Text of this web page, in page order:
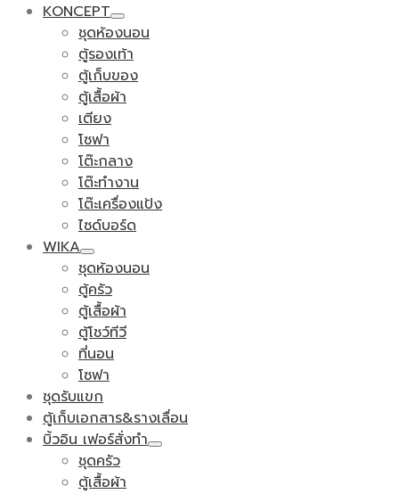
KONCEPT
ชุดห้องนอน
ตู้รองเท้า
ตู้เก็บของ
ตู้เสื้อผ้า
เตียง
โซฟา
โต๊ะกลาง
โต๊ะทำงาน
โต๊ะเครื่องแป้ง
ไซด์บอร์ด
WIKA
ชุดห้องนอน
ตู้ครัว
ตู้เสื้อผ้า
ตู้โชว์ทีวี
ที่นอน
โซฟา
ชุดรับแขก
ตู้เก็บเอกสาร&รางเลื่อน
บิ้วอิน เฟอร์สั่งทำ
ชุดครัว
ตู้เสื้อผ้า